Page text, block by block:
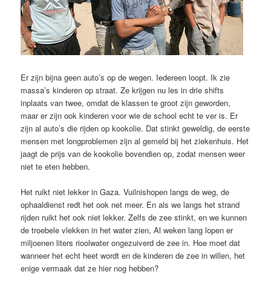
Er zijn bijna geen auto’s op de wegen. Iedereen loopt. Ik zie
massa’s kinderen op straat. Ze krijgen nu les in drie shifts
inplaats van twee, omdat de klassen te groot zijn geworden,
maar er zijn ook kinderen voor wie de school echt te ver is. Er
zijn al auto’s die rijden op kookolie. Dat stinkt geweldig, de eerste
mensen met longproblemen zijn al gemeld bij het ziekenhuis. Het
jaagt de prijs van de kookolie bovendien op, zodat mensen weer
niet te eten hebben.
Het ruikt niet lekker in Gaza. Vuilnishopen langs de weg, de
ophaaldienst redt het ook net meer. En als we langs het strand
rijden ruikt het ook niet lekker. Zelfs de zee stinkt, en we kunnen
de troebele vlekken in het water zien, Al weken lang lopen er
miljoenen liters rioolwater ongezuiverd de zee in. Hoe moet dat
wanneer het echt heet wordt en de kinderen de zee in willen, het
enige vermaak dat ze hier nog hebben?